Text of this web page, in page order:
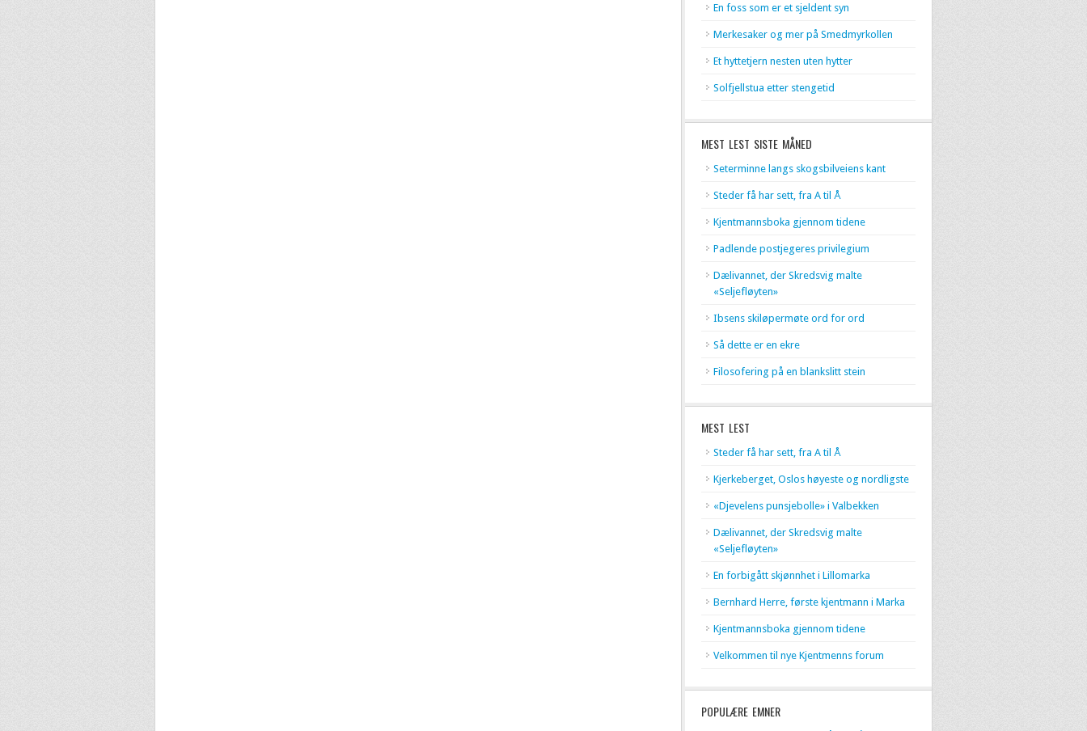
En foss som er et sjeldent syn
Merkesaker og mer på Smedmyrkollen
Et hyttetjern nesten uten hytter
Solfjellstua etter stengetid
MEST LEST SISTE MÅNED
Seterminne langs skogsbilveiens kant
Steder få har sett, fra A til Å
Kjentmannsboka gjennom tidene
Padlende postjegeres privilegium
Dælivannet, der Skredsvig malte
«Seljefløyten»
Ibsens skiløpermøte ord for ord
Så dette er en ekre
Filosofering på en blankslitt stein
MEST LEST
Steder få har sett, fra A til Å
Kjerkeberget, Oslos høyeste og nordligste
«Djevelens punsjebolle» i Valbekken
Dælivannet, der Skredsvig malte
«Seljefløyten»
En forbigått skjønnhet i Lillomarka
Bernhard Herre, første kjentmann i Marka
Kjentmannsboka gjennom tidene
Velkommen til nye Kjentmenns forum
POPULÆRE EMNER